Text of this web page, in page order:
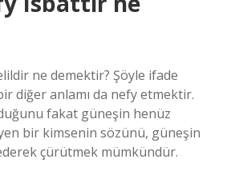
ne demektir? Şöyle ifade
diğer anlamı da nefy etmektir.
fakat güneşin henüz
bir kimsenin sözünü, güneşin
çürütmek mümkündür.